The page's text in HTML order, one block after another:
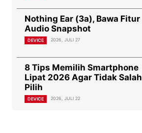
Nothing Ear (3a), Bawa Fitur
Audio Snapshot
DEVICE 2026, JULI 27
8 Tips Memilih Smartphone
Lipat 2026 Agar Tidak Salah
Pilih
DEVICE 2026, JULI 22